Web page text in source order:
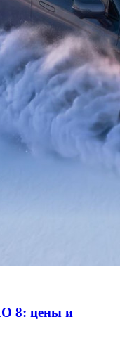
8: цены и